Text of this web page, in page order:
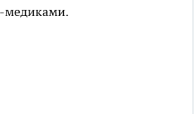
медиками.